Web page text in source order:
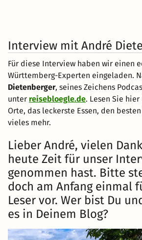
Interview mit André
Für diese Interview haben wir einen
Württemberg-Experten eingeladen.
Dietenberger, seines Zeichens
unter reisebloegle.de. Lesen Sie
Orte, das leckerste Essen, den
vieles mehr.
Lieber André, vielen
heute Zeit für unser
genommen hast. Bitte
doch am Anfang einmal
Leser vor. Wer bist Du
es in Deinem Blog?